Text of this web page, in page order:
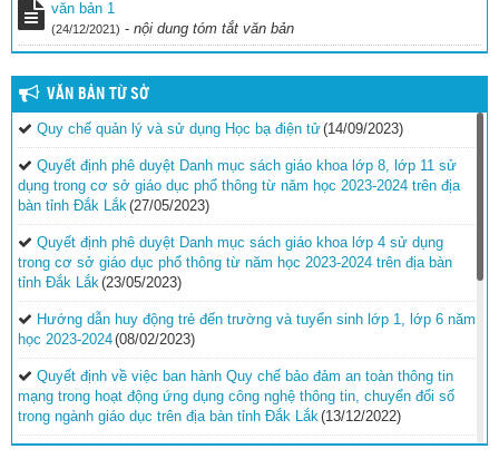
văn bản 1
(24/12/2021) - nội dung tóm tắt văn bản
VĂN BẢN TỪ SỞ
Quy chế quản lý và sử dụng Học bạ điện tử(14/09/2023)
Quyết định phê duyệt Danh mục sách giáo khoa lớp 8, lớp 11 sử
dụng trong cơ sở giáo dục phổ thông từ năm học 2023-2024 trên địa
bàn tỉnh Đắk Lắk (27/05/2023)
Quyết định phê duyệt Danh mục sách giáo khoa lớp 4 sử dụng
trong cơ sở giáo dục phổ thông từ năm học 2023-2024 trên địa bàn
tỉnh Đắk Lắk (23/05/2023)
Hướng dẫn huy động trẻ đến trường và tuyển sinh lớp 1, lớp 6 năm
học 2023-2024(08/02/2023)
Quyết định về việc ban hành Quy chế bảo đảm an toàn thông tin
mạng trong hoạt động ứng dụng công nghệ thông tin, chuyển đổi số
trong ngành giáo dục trên địa bàn tỉnh Đắk Lắk (13/12/2022)